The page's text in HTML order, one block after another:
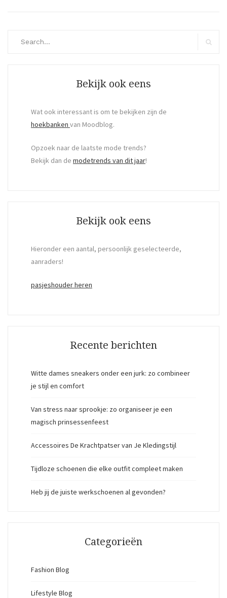
Bekijk ook eens
Wat ook interessant is om te bekijken zijn de
hoekbanken van Moodblog.
Opzoek naar de laatste mode trends?
Bekijk dan de modetrends van dit jaar!
Bekijk ook eens
Hieronder een aantal, persoonlijk geselecteerde,
aanraders!
pasjeshouder heren
Recente berichten
Witte dames sneakers onder een jurk: zo combineer
je stijl en comfort
Van stress naar sprookje: zo organiseer je een
magisch prinsessenfeest
Accessoires De Krachtpatser van Je Kledingstijl
Tijdloze schoenen die elke outfit compleet maken
Heb jij de juiste werkschoenen al gevonden?
Categorieën
Fashion Blog
Lifestyle Blog